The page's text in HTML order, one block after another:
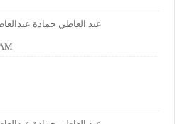
عبد العاطي حمادة